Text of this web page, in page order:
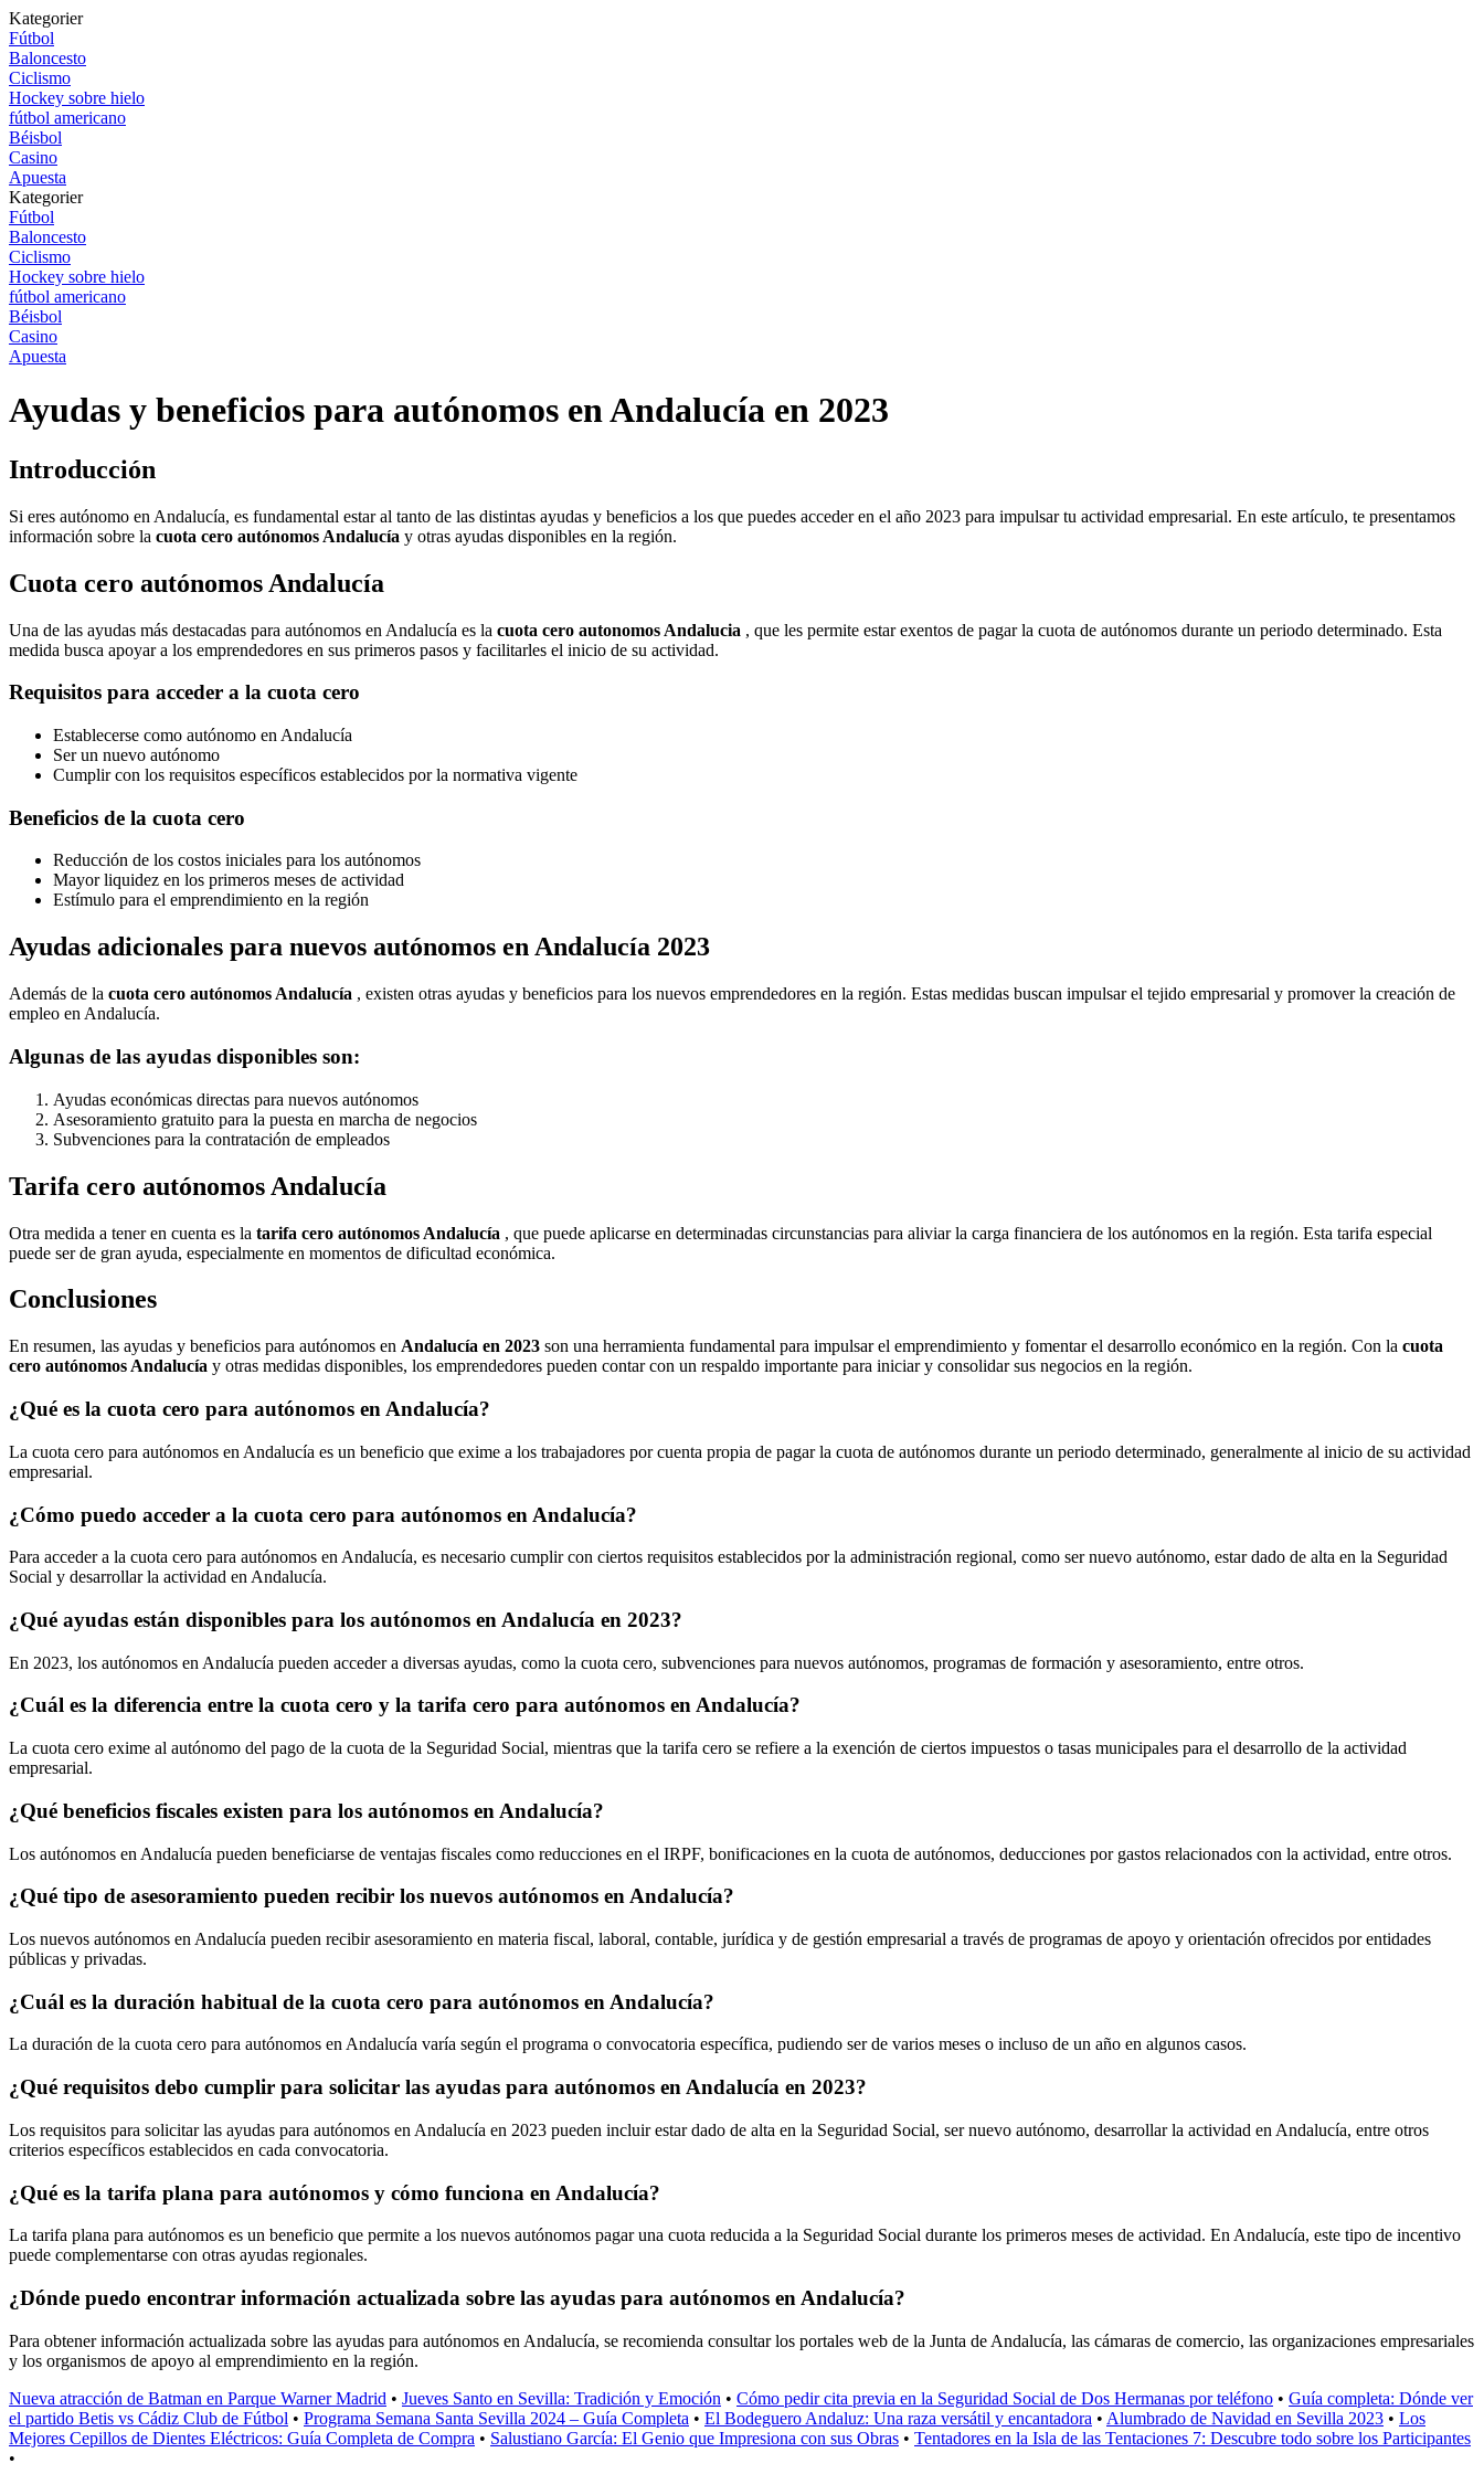
Kategorier
Fútbol
Baloncesto
Ciclismo
Hockey sobre hielo
fútbol americano
Béisbol
Casino
Apuesta
Kategorier
Fútbol
Baloncesto
Ciclismo
Hockey sobre hielo
fútbol americano
Béisbol
Casino
Apuesta
Ayudas y beneficios para autónomos en Andalucía en 2023
Introducción
Si eres autónomo en Andalucía, es fundamental estar al tanto de las distintas ayudas y beneficios a los que puedes acceder en el año 2023 para impulsar tu actividad empresarial. En este artículo, te presentamos
información sobre la cuota cero autónomos Andalucía y otras ayudas disponibles en la región.
Cuota cero autónomos Andalucía
Una de las ayudas más destacadas para autónomos en Andalucía es la cuota cero autonomos Andalucia , que les permite estar exentos de pagar la cuota de autónomos durante un periodo determinado. Esta
medida busca apoyar a los emprendedores en sus primeros pasos y facilitarles el inicio de su actividad.
Requisitos para acceder a la cuota cero
Establecerse como autónomo en Andalucía
Ser un nuevo autónomo
Cumplir con los requisitos específicos establecidos por la normativa vigente
Beneficios de la cuota cero
Reducción de los costos iniciales para los autónomos
Mayor liquidez en los primeros meses de actividad
Estímulo para el emprendimiento en la región
Ayudas adicionales para nuevos autónomos en Andalucía 2023
Además de la cuota cero autónomos Andalucía , existen otras ayudas y beneficios para los nuevos emprendedores en la región. Estas medidas buscan impulsar el tejido empresarial y promover la creación de
empleo en Andalucía.
Algunas de las ayudas disponibles son:
Ayudas económicas directas para nuevos autónomos
Asesoramiento gratuito para la puesta en marcha de negocios
Subvenciones para la contratación de empleados
Tarifa cero autónomos Andalucía
Otra medida a tener en cuenta es la tarifa cero autónomos Andalucía , que puede aplicarse en determinadas circunstancias para aliviar la carga financiera de los autónomos en la región. Esta tarifa especial
puede ser de gran ayuda, especialmente en momentos de dificultad económica.
Conclusiones
En resumen, las ayudas y beneficios para autónomos en Andalucía en 2023 son una herramienta fundamental para impulsar el emprendimiento y fomentar el desarrollo económico en la región. Con la cuota
cero autónomos Andalucía y otras medidas disponibles, los emprendedores pueden contar con un respaldo importante para iniciar y consolidar sus negocios en la región.
¿Qué es la cuota cero para autónomos en Andalucía?
La cuota cero para autónomos en Andalucía es un beneficio que exime a los trabajadores por cuenta propia de pagar la cuota de autónomos durante un periodo determinado, generalmente al inicio de su actividad
empresarial.
¿Cómo puedo acceder a la cuota cero para autónomos en Andalucía?
Para acceder a la cuota cero para autónomos en Andalucía, es necesario cumplir con ciertos requisitos establecidos por la administración regional, como ser nuevo autónomo, estar dado de alta en la Seguridad
Social y desarrollar la actividad en Andalucía.
¿Qué ayudas están disponibles para los autónomos en Andalucía en 2023?
En 2023, los autónomos en Andalucía pueden acceder a diversas ayudas, como la cuota cero, subvenciones para nuevos autónomos, programas de formación y asesoramiento, entre otros.
¿Cuál es la diferencia entre la cuota cero y la tarifa cero para autónomos en Andalucía?
La cuota cero exime al autónomo del pago de la cuota de la Seguridad Social, mientras que la tarifa cero se refiere a la exención de ciertos impuestos o tasas municipales para el desarrollo de la actividad
empresarial.
¿Qué beneficios fiscales existen para los autónomos en Andalucía?
Los autónomos en Andalucía pueden beneficiarse de ventajas fiscales como reducciones en el IRPF, bonificaciones en la cuota de autónomos, deducciones por gastos relacionados con la actividad, entre otros.
¿Qué tipo de asesoramiento pueden recibir los nuevos autónomos en Andalucía?
Los nuevos autónomos en Andalucía pueden recibir asesoramiento en materia fiscal, laboral, contable, jurídica y de gestión empresarial a través de programas de apoyo y orientación ofrecidos por entidades
públicas y privadas.
¿Cuál es la duración habitual de la cuota cero para autónomos en Andalucía?
La duración de la cuota cero para autónomos en Andalucía varía según el programa o convocatoria específica, pudiendo ser de varios meses o incluso de un año en algunos casos.
¿Qué requisitos debo cumplir para solicitar las ayudas para autónomos en Andalucía en 2023?
Los requisitos para solicitar las ayudas para autónomos en Andalucía en 2023 pueden incluir estar dado de alta en la Seguridad Social, ser nuevo autónomo, desarrollar la actividad en Andalucía, entre otros
criterios específicos establecidos en cada convocatoria.
¿Qué es la tarifa plana para autónomos y cómo funciona en Andalucía?
La tarifa plana para autónomos es un beneficio que permite a los nuevos autónomos pagar una cuota reducida a la Seguridad Social durante los primeros meses de actividad. En Andalucía, este tipo de incentivo
puede complementarse con otras ayudas regionales.
¿Dónde puedo encontrar información actualizada sobre las ayudas para autónomos en Andalucía?
Para obtener información actualizada sobre las ayudas para autónomos en Andalucía, se recomienda consultar los portales web de la Junta de Andalucía, las cámaras de comercio, las organizaciones empresariales
y los organismos de apoyo al emprendimiento en la región.
Nueva atracción de Batman en Parque Warner Madrid • Jueves Santo en Sevilla: Tradición y Emoción • Cómo pedir cita previa en la Seguridad Social de Dos Hermanas por teléfono • Guía completa: Dónde ver
el partido Betis vs Cádiz Club de Fútbol • Programa Semana Santa Sevilla 2024 – Guía Completa • El Bodeguero Andaluz: Una raza versátil y encantadora • Alumbrado de Navidad en Sevilla 2023 • Los
Mejores Cepillos de Dientes Eléctricos: Guía Completa de Compra • Salustiano García: El Genio que Impresiona con sus Obras • Tentadores en la Isla de las Tentaciones 7: Descubre todo sobre los Participantes
•